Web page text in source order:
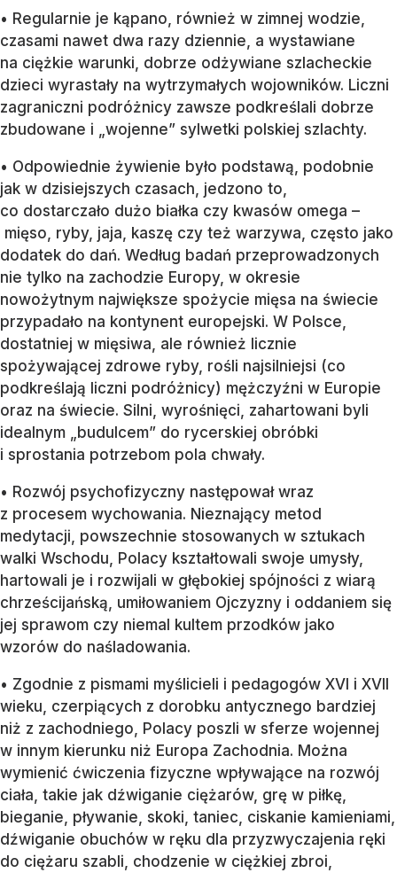
• Regularnie je kąpano, również w zimnej wodzie,
czasami nawet dwa razy dziennie, a wystawiane
na ciężkie warunki, dobrze odżywiane szlacheckie
dzieci wyrastały na wytrzymałych wojowników. Liczni
zagraniczni podróżnicy zawsze podkreślali dobrze
zbudowane i „wojenne” sylwetki polskiej szlachty.
• Odpowiednie żywienie było podstawą, podobnie
jak w dzisiejszych czasach, jedzono to,
co dostarczało dużo białka czy kwasów omega –
mięso, ryby, jaja, kaszę czy też warzywa, często jako
dodatek do dań. Według badań przeprowadzonych
nie tylko na zachodzie Europy, w okresie
nowożytnym największe spożycie mięsa na świecie
przypadało na kontynent europejski. W Polsce,
dostatniej w mięsiwa, ale również licznie
spożywającej zdrowe ryby, rośli najsilniejsi (co
podkreślają liczni podróżnicy) mężczyźni w Europie
oraz na świecie. Silni, wyrośnięci, zahartowani byli
idealnym „budulcem” do rycerskiej obróbki
i sprostania potrzebom pola chwały.
• Rozwój psychofizyczny następował wraz
z procesem wychowania. Nieznający metod
medytacji, powszechnie stosowanych w sztukach
walki Wschodu, Polacy kształtowali swoje umysły,
hartowali je i rozwijali w głębokiej spójności z wiarą
chrześcijańską, umiłowaniem Ojczyzny i oddaniem się
jej sprawom czy niemal kultem przodków jako
wzorów do naśladowania.
• Zgodnie z pismami myślicieli i pedagogów XVI i XVII
wieku, czerpiących z dorobku antycznego bardziej
niż z zachodniego, Polacy poszli w sferze wojennej
w innym kierunku niż Europa Zachodnia. Można
wymienić ćwiczenia fizyczne wpływające na rozwój
ciała, takie jak dźwiganie ciężarów, grę w piłkę,
bieganie, pływanie, skoki, taniec, ciskanie kamieniami,
dźwiganie obuchów w ręku dla przyzwyczajenia ręki
do ciężaru szabli, chodzenie w ciężkiej zbroi,